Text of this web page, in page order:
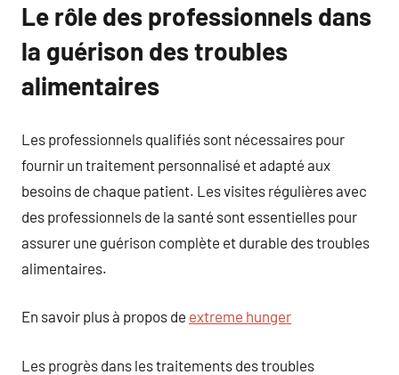
Le rôle des professionnels dans
la guérison des troubles
alimentaires
Les professionnels qualifiés sont nécessaires pour
fournir un traitement personnalisé et adapté aux
besoins de chaque patient. Les visites régulières avec
des professionnels de la santé sont essentielles pour
assurer une guérison complète et durable des troubles
alimentaires.
En savoir plus à propos de extreme hunger
Les progrès dans les traitements des troubles